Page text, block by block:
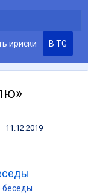
ириски В TG
11.12.2019
беседы